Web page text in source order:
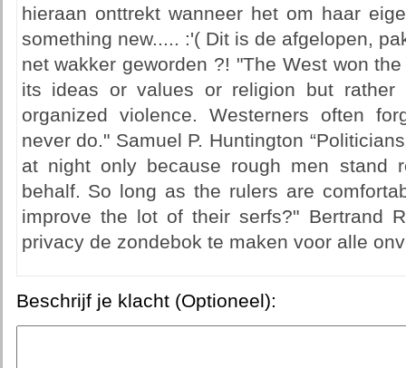
hieraan onttrekt wanneer het om haar
something new..... :'( Dit is de afgelopen,
net wakker geworden ?! "The West won
its ideas or values or religion but rather
organized violence. Westerners often
never do." Samuel P. Huntington
at night only because rough men stand
behalf. So long as the rulers are
improve the lot of their serfs?" Bertrand
privacy de zondebok te maken voor alle
Beschrijf je klacht (Optioneel):